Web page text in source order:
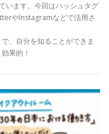
います。今回はハッシュタグ
やInstagramなどで活用さ
、自分を知ることができま
果的！